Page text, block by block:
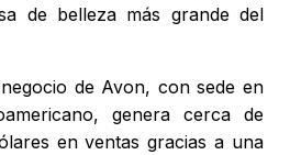
de belleza más grande del
de Avon, con sede en
genera cerca de
en ventas gracias a una